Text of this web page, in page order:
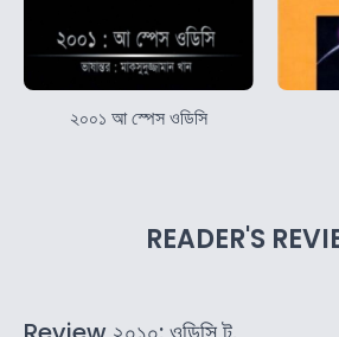
২০০১ আ স্পেস ওডিসি
READER'S